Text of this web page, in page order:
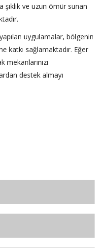
ve uzun ömür sunan
uygulamalar, bölgenin
katkı sağlamaktadır. Eğer
destek almayı